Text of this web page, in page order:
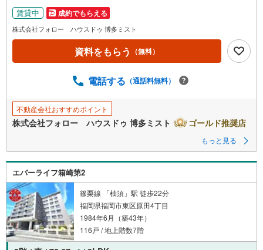
マ
イ
ペ
ジ
存
す
る
賃貸中 成約でもらえる
株式会社フォロー ハウスドゥ 博多ミスト
資料をもらう （無料）
電話する （通話料無料）
不動産会社おすすめポイント
株式会社フォロー ハウスドゥ 博多ミスト ゴールド推奨店
もっと見る
エバーライフ箱崎第2
篠栗線 「柚須」駅 徒歩22分
福岡県福岡市東区原田4丁目
1984年6月（築43年）
116戸 / 地上階数7階